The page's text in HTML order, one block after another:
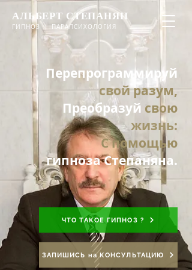
АЛЬБЕРТ СТЕПАНЯН
ГИПНОЗ ︱ ПАРАПСИХОЛОГИЯ
Перепрограммируй
свойразум,
Преобразуй свою
жизнь:
Спомощью
гипнозаСтепаняна.
ЧТО ТАКОЕ ГИПНОЗ ?
ЗАПИШИСЬ на КОНСУЛЬТАЦИЮ